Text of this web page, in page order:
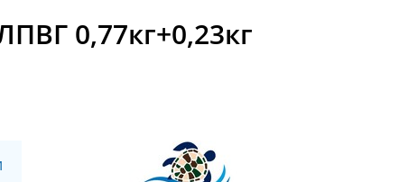
0,77кг+0,23кг